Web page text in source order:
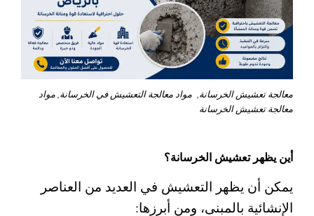
معالجة تعشيش الخرسانة, مواد معالجة التعشيش في الخرسانة, مواد
معالجة تعشيش الخرسانة
أين يظهر تعشيش الخرسانة؟
يمكن أن يظهر التعشيش في العديد من العناصر
الإنشائية بالمبنى، ومن أبرزها: